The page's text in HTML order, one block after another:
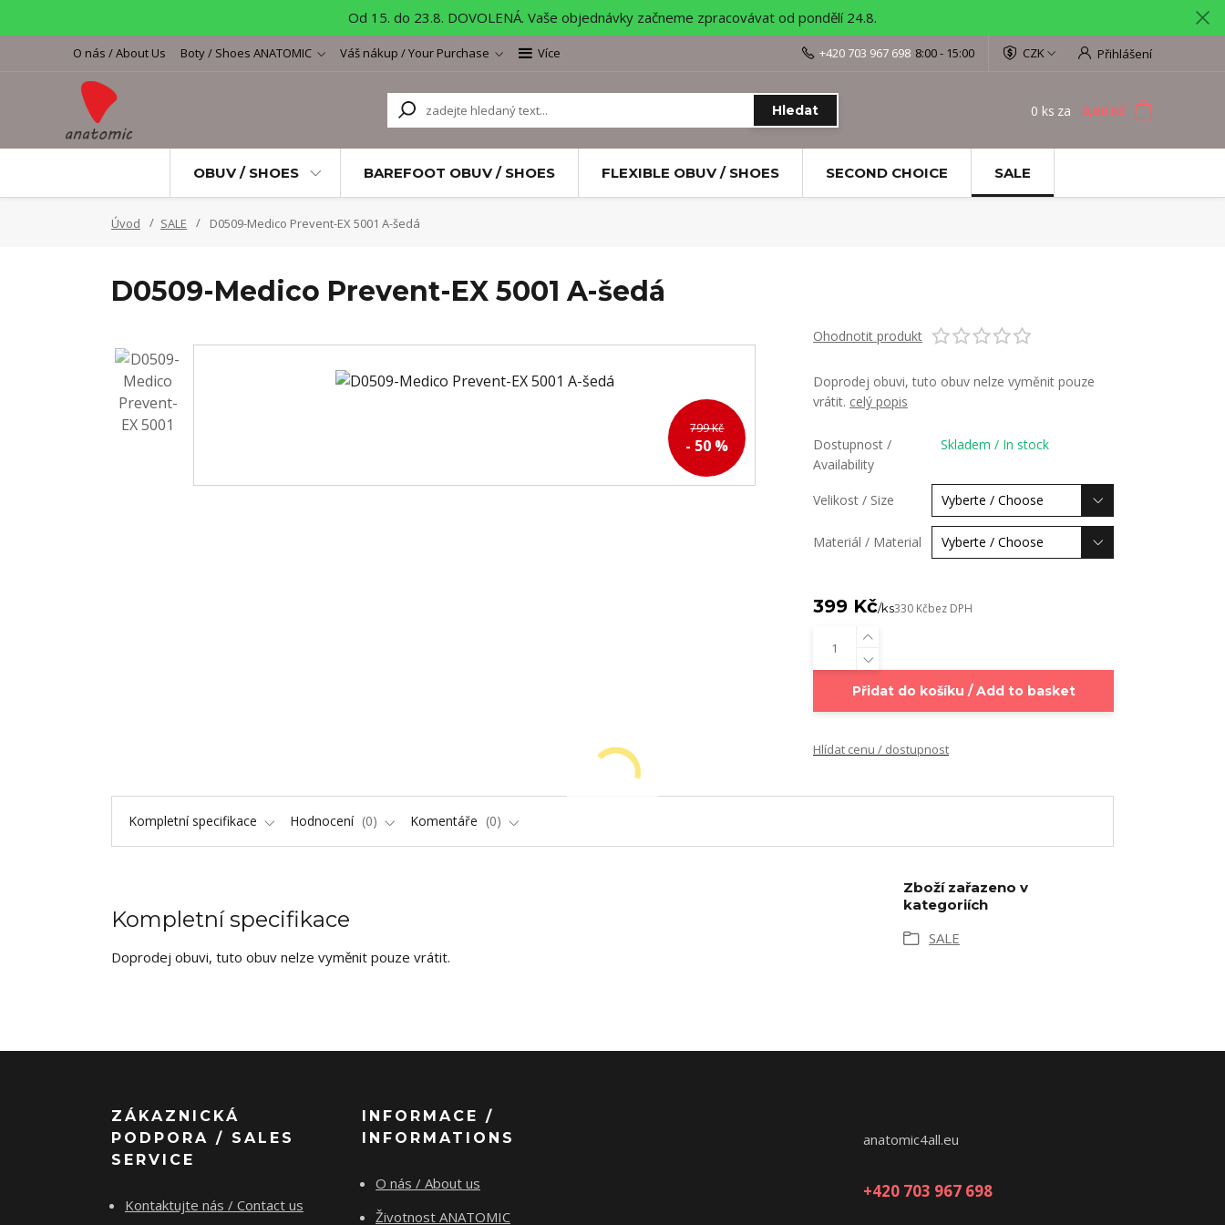
Od 15. do 23.8. DOVOLENÁ. Vaše objednávky začneme zpracovávat od pondělí 24.8.
O nás / About Us Boty / Shoes ANATOMIC Váš nákup / Your Purchase Více CZK Přihlášení
Hledat
+420 703 967 698 8:00 - 15:00
0 ks za 0,00 Kč
OBUV / SHOES BAREFOOT OBUV / SHOES FLEXIBLE OBUV / SHOES SECOND CHOICE SALE
Úvod SALE D0509-Medico Prevent-EX 5001 A-šedá
D0509-Medico Prevent-EX 5001 A-šedá
799 Kč
- 50 %
Ohodnotit produkt
Doprodej obuvi, tuto obuv nelze vyměnit pouze
vrátit. celý popis
Dostupnost /
Availability
Skladem / In stock
Velikost / Size
Materiál / Material
399 Kč/ks330 Kčbez DPH
Přidat do košíku / Add to basket
Hlídat cenu / dostupnost
Kompletní specifikace Hodnocení 0 Komentáře 0
Kompletní specifikace
Doprodej obuvi, tuto obuv nelze vyměnit pouze vrátit.
Zboží zařazeno v
kategoriích
SALE
ZÁKAZNICKÁ
PODPORA / SALES
SERVICE
Kontaktujte nás / Contact us
INFORMACE /
INFORMATIONS
O nás / About us
Životnost ANATOMIC
anatomic4all.eu
+420 703 967 698